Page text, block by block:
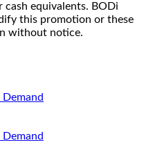
cash equivalents. BODi
this promotion or these
without notice.